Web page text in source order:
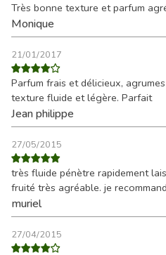
Très bonne texture et parfum
Monique
21/01/2017
Parfum frais et délicieux,
texture fluide et légère. Parfait
Jean philippe
27/05/2015
très fluide pénètre rapidement
fruité très agréable. je
muriel
27/04/2015